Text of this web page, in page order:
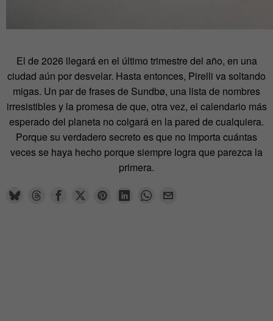
El de 2026 llegará en el último trimestre del año, en una
ciudad aún por desvelar. Hasta entonces, Pirelli va soltando
migas. Un par de frases de Sundbø, una lista de nombres
irresistibles y la promesa de que, otra vez, el calendario más
esperado del planeta no colgará en la pared de cualquiera.
Porque su verdadero secreto es que no importa cuántas
veces se haya hecho porque siempre logra que parezca la
primera.